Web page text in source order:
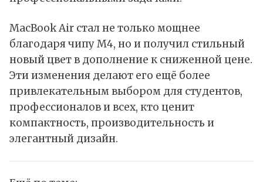
MacBook Air стал не только мощнее
благодаря чипу M4, но и получил стильный
новый цвет в дополнение к сниженной цене.
Эти изменения делают его ещё более
привлекательным выбором для студентов,
профессионалов и всех, кто ценит
компактность, производительность и
элегантный дизайн.